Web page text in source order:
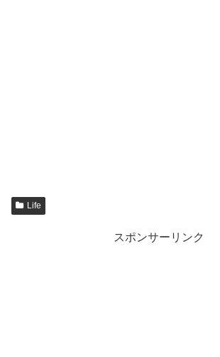
Life
スポンサーリンク